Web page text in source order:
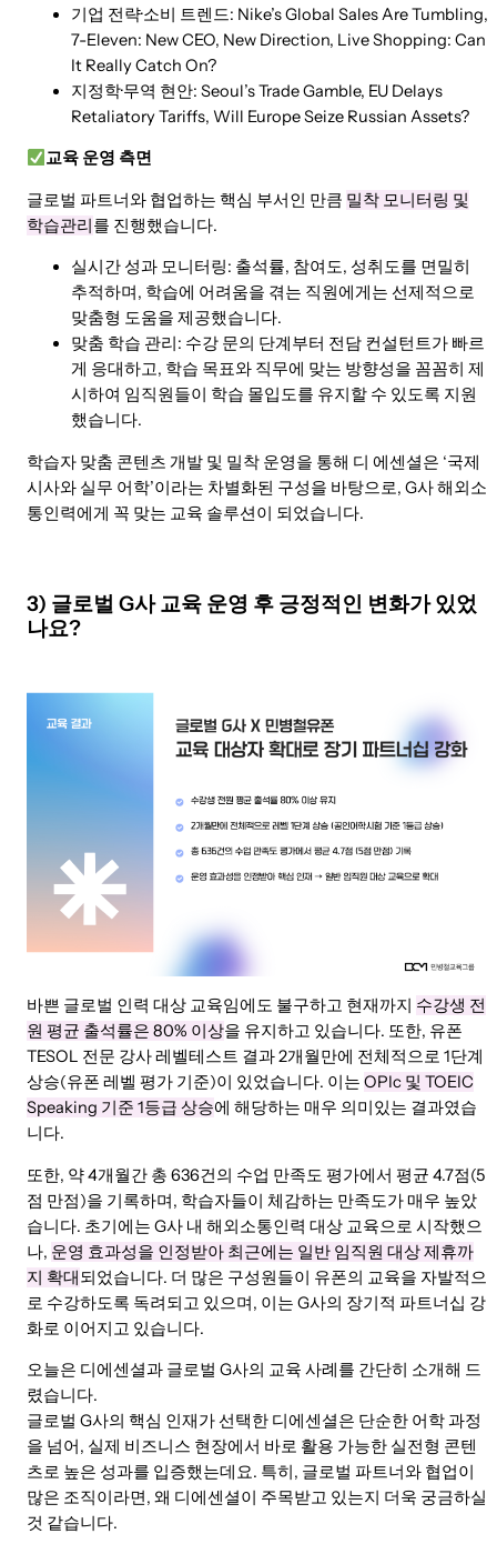
기업 전략·소비 트렌드: Nike’s Global Sales Are Tumbling,
7-Eleven: New CEO, New Direction, Live Shopping: Can
It Really Catch On?
지정학·무역 현안: Seoul’s Trade Gamble, EU Delays
Retaliatory Tariffs, Will Europe Seize Russian Assets?
교육 운영 측면
글로벌 파트너와 협업하는 핵심 부서인 만큼 밀착 모니터링 및
학습관리를 진행했습니다.
실시간 성과 모니터링: 출석률, 참여도, 성취도를 면밀히
추적하며, 학습에 어려움을 겪는 직원에게는 선제적으로
맞춤형 도움을 제공했습니다.
맞춤 학습 관리: 수강 문의 단계부터 전담 컨설턴트가 빠르
게 응대하고, 학습 목표와 직무에 맞는 방향성을 꼼꼼히 제
시하여 임직원들이 학습 몰입도를 유지할 수 있도록 지원
했습니다.
학습자 맞춤 콘텐츠 개발 및 밀착 운영을 통해 디 에센셜은 ‘국제
시사와 실무 어학’이라는 차별화된 구성을 바탕으로, G사 해외소
통인력에게 꼭 맞는 교육 솔루션이 되었습니다.
3) 글로벌 G사 교육 운영 후 긍정적인 변화가 있었
나요?
바쁜 글로벌 인력 대상 교육임에도 불구하고 현재까지 수강생 전
원 평균 출석률은 80% 이상을 유지하고 있습니다. 또한, 유폰
TESOL 전문 강사 레벨테스트 결과 2개월만에 전체적으로 1단계
상승(유폰 레벨 평가 기준)이 있었습니다. 이는 OPIc 및 TOEIC
Speaking 기준 1등급 상승에 해당하는 매우 의미있는 결과였습
니다.
또한, 약 4개월간 총 636건의 수업 만족도 평가에서 평균 4.7점(5
점 만점)을 기록하며, 학습자들이 체감하는 만족도가 매우 높았
습니다. 초기에는 G사 내 해외소통인력 대상 교육으로 시작했으
나, 운영 효과성을 인정받아 최근에는 일반 임직원 대상 제휴까
지 확대되었습니다. 더 많은 구성원들이 유폰의 교육을 자발적으
로 수강하도록 독려되고 있으며, 이는 G사의 장기적 파트너십 강
화로 이어지고 있습니다.
오늘은 디에센셜과 글로벌 G사의 교육 사례를 간단히 소개해 드
렸습니다.
글로벌 G사의 핵심 인재가 선택한 디에센셜은 단순한 어학 과정
을 넘어, 실제 비즈니스 현장에서 바로 활용 가능한 실전형 콘텐
츠로 높은 성과를 입증했는데요. 특히, 글로벌 파트너와 협업이
많은 조직이라면, 왜 디에센셜이 주목받고 있는지 더욱 궁금하실
것 같습니다.